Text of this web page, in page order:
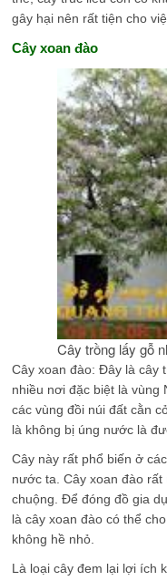
gây hại nên rất tiện cho
Cây xoan đào
Cây trồng lấy gỗ
Cây xoan đào: Đây là cây
nhiều nơi đặc biệt là vùng
các vùng đồi núi đất cằn
là không bị úng nước là
Cây này rất phổ biến ở
nước ta. Cây xoan đào
chuộng. Để đóng đồ gia
là cây xoan đào có thể
không hề nhỏ.
Là loại cây đem lại lợi ích